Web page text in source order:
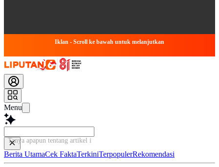
Iklan - Scroll ke bawah untuk melanjutkan
Menu
Tanya apapun tentang artikel ini...
Berita UtamaCek FaktaTerkiniTerpopulerRekomendasi